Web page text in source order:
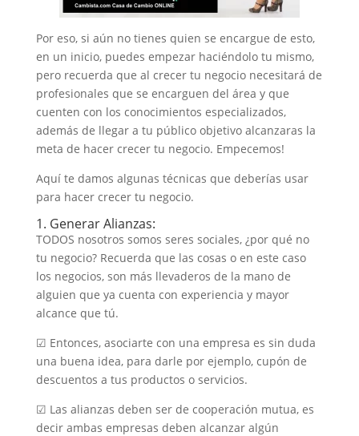
Por eso, si aún no tienes quien se encargue de esto,
en un inicio, puedes empezar haciéndolo tu mismo,
pero recuerda que al crecer tu negocio necesitará de
profesionales que se encarguen del área y que
cuenten con los conocimientos especializados,
además de llegar a tu público objetivo alcanzaras la
meta de hacer crecer tu negocio. Empecemos!
Aquí te damos algunas técnicas que deberías usar
para hacer crecer tu negocio.
1. Generar Alianzas:
TODOS nosotros somos seres sociales, ¿por qué no
tu negocio? Recuerda que las cosas o en este caso
los negocios, son más llevaderos de la mano de
alguien que ya cuenta con experiencia y mayor
alcance que tú.
☑ Entonces, asociarte con una empresa es sin duda
una buena idea, para darle por ejemplo, cupón de
descuentos a tus productos o servicios.
☑ Las alianzas deben ser de cooperación mutua, es
decir ambas empresas deben alcanzar algún